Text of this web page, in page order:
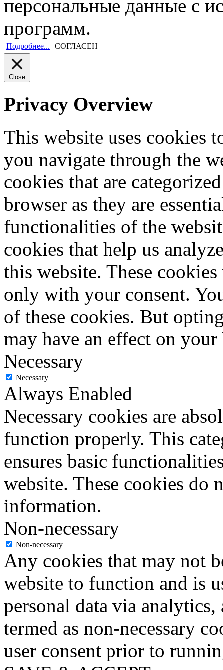
персональные данные с
программ.
Подробнее... СОГЛАСЕН
Close
Privacy Overview
This website uses cookies
you navigate through the
cookies that are
browser as they are
functionalities of the
cookies that help us
this website. These
only with your consent.
of these cookies. But
may have an effect on
Necessary
Necessary
Always Enabled
Necessary cookies are
function properly. This
ensures basic
website. These cookies do
information.
Non-necessary
Non-necessary
Any cookies that may not
website to function and is
personal data via analytics,
termed as non-necessary
user consent prior to